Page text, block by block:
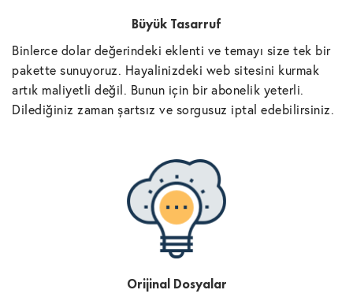
Büyük Tasarruf
Binlerce dolar değerindeki eklenti ve temayı size tek bir
pakette sunuyoruz. Hayalinizdeki web sitesini kurmak
artık maliyetli değil. Bunun için bir abonelik yeterli.
Dilediğiniz zaman şartsız ve sorgusuz iptal edebilirsiniz.
Orijinal Dosyalar